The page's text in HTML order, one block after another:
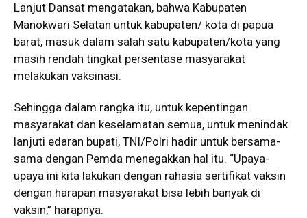
Lanjut Dansat mengatakan, bahwa Kabupaten
Manokwari Selatan untuk kabupaten/ kota di papua
barat, masuk dalam salah satu kabupaten/kota yang
masih rendah tingkat persentase masyarakat
melakukan vaksinasi.
Sehingga dalam rangka itu, untuk kepentingan
masyarakat dan keselamatan semua, untuk menindak
lanjuti edaran bupati, TNI/Polri hadir untuk bersama-
sama dengan Pemda menegakkan hal itu. “Upaya-
upaya ini kita lakukan dengan rahasia sertifikat vaksin
dengan harapan masyarakat bisa lebih banyak di
vaksin,” harapnya.